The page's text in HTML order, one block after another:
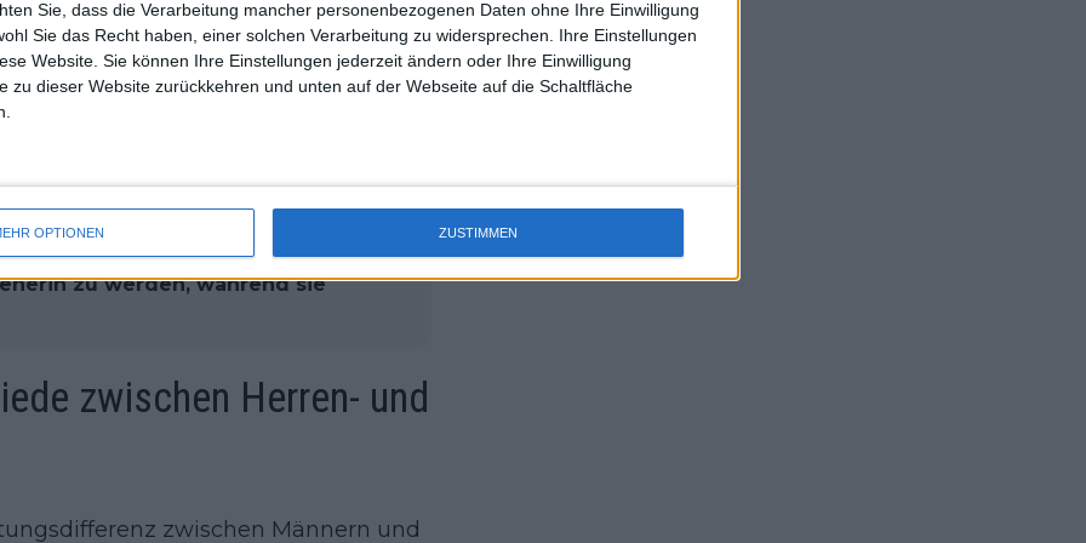
Sie, dass die Verarbeitung mancher personenbezogenen Daten ohne Ihre Einwilligung
Sie das Recht haben, einer solchen Verarbeitung zu widersprechen. Ihre Einstellungen
Website. Sie können Ihre Einstellungen jederzeit ändern oder Ihre Einwilligung
zu dieser Website zurückkehren und unten auf der Webseite auf die Schaltfläche
OPTIONEN ZUSTIMMEN
am Geschehen und will später
ob beide voll durchziehen, das
dass ich alles live schaue, aber ich
ansehen.“
zur zweithöchsten britischen
zu werden, während sie
zwischen Herren- und
zwischen Männern und
uss J-L-Struff wahrscheinlich morge 3 Spiele absolvieren (2.
mal Einzel 1x Doppel) dank der hervorragenden Unterstützung
des Kommentators für F-A-A